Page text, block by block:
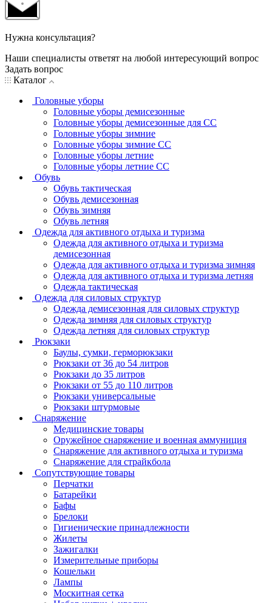
Нужна консультация?
Наши специалисты ответят на любой интересующий вопрос
Задать вопрос
Каталог
Головные уборы
Головные уборы демисезонные
Головные уборы демисезонные для СС
Головные уборы зимние
Головные уборы зимние СС
Головные уборы летние
Головные уборы летние СС
Обувь
Обувь тактическая
Обувь демисезонная
Обувь зимняя
Обувь летняя
Одежда для активного отдыха и туризма
Одежда для активного отдыха и туризма
демисезонная
Одежда для активного отдыха и туризма зимняя
Одежда для активного отдыха и туризма летняя
Одежда тактическая
Одежда для силовых структур
Одежда демисезонная для силовых структур
Одежда зимняя для силовых структур
Одежда летняя для силовых структур
Рюкзаки
Баулы, сумки, герморюкзаки
Рюкзаки от 36 до 54 литров
Рюкзаки до 35 литров
Рюкзаки от 55 до 110 литров
Рюкзаки универсальные
Рюкзаки штурмовые
Снаряжение
Медицинские товары
Оружейное снаряжение и военная аммуниция
Снаряжение для активного отдыха и туризма
Снаряжение для страйкбола
Сопутствующие товары
Перчатки
Батарейки
Бафы
Брелоки
Гигиенические принадлежности
Жилеты
Зажигалки
Измерительные приборы
Кошельки
Лампы
Москитная сетка